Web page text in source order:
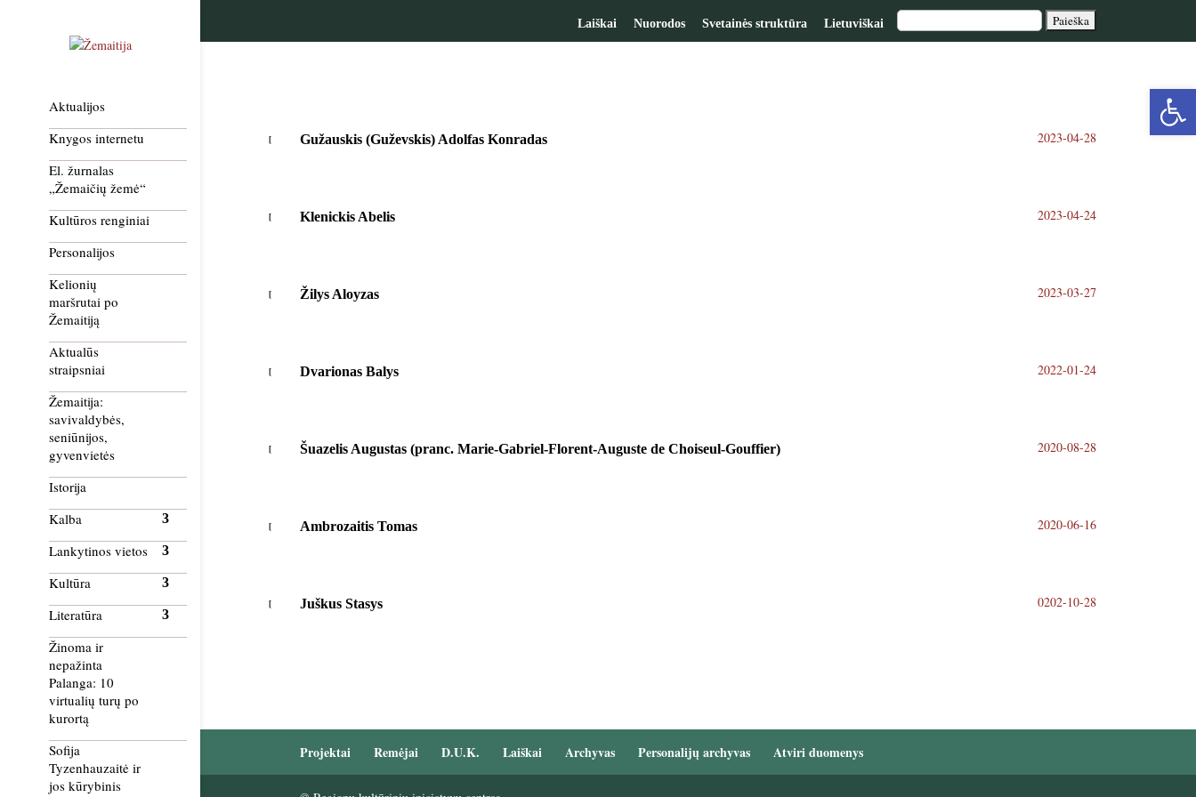
Laiškai Nuorodos Svetainės struktūra Lietuviškai
Aktualijos
Knygos internetu
El. žurnalas
„Žemaičių žemė“
Kultūros renginiai
Personalijos
Kelionių
maršrutai po
Žemaitiją
Aktualūs
straipsniai
Žemaitija:
savivaldybės,
seniūnijos,
gyvenvietės
Istorija
Kalba
Lankytinos vietos
Kultūra
Literatūra
Žinoma ir
nepažinta
Palanga: 10
virtualių turų po
kurortą
Sofija
Tyzenhauzaitė ir
jos kūrybinis
Gužauskis (Guževskis) Adolfas Konradas 2023-04-28
Klenickis Abelis 2023-04-24
Žilys Aloyzas 2023-03-27
Dvarionas Balys 2022-01-24
Šuazelis Augustas (pranc. Marie-Gabriel-Florent-Auguste de Choiseul-Gouffier) 2020-08-28
Ambrozaitis Tomas 2020-06-16
Juškus Stasys 0202-10-28
Projektai Remėjai D.U.K. Laiškai Archyvas Personalijų archyvas Atviri duomenys